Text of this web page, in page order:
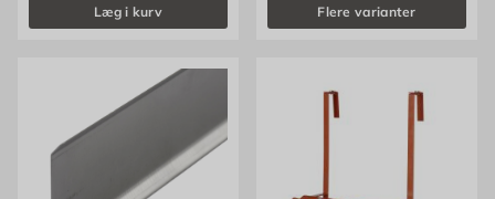
Læg i kurv Flere varianter